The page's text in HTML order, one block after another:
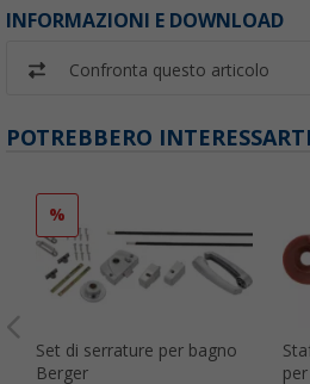
INFORMAZIONI E DOWNLOAD
Confronta questo articolo
POTREBBERO
%
Set di serrature per bagno
Berger